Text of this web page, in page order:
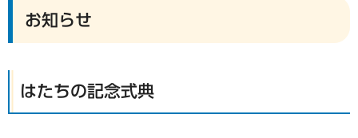
お知らせ
はたちの記念式典